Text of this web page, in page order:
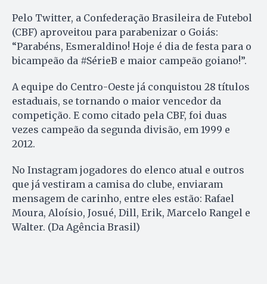
Pelo Twitter, a Confederação Brasileira de Futebol
(CBF) aproveitou para parabenizar o Goiás:
“Parabéns, Esmeraldino! Hoje é dia de festa para o
bicampeão da #SérieB e maior campeão goiano!”.
A equipe do Centro-Oeste já conquistou 28 títulos
estaduais, se tornando o maior vencedor da
competição. E como citado pela CBF, foi duas
vezes campeão da segunda divisão, em 1999 e
2012.
No Instagram jogadores do elenco atual e outros
que já vestiram a camisa do clube, enviaram
mensagem de carinho, entre eles estão: Rafael
Moura, Aloísio, Josué, Dill, Erik, Marcelo Rangel e
Walter. (Da Agência Brasil)